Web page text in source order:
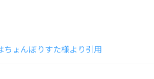
ちょんぼりすた様より引用